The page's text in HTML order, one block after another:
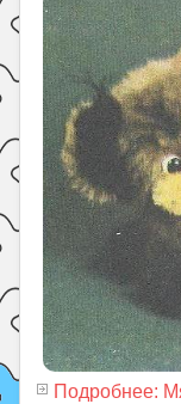
Подробнее: